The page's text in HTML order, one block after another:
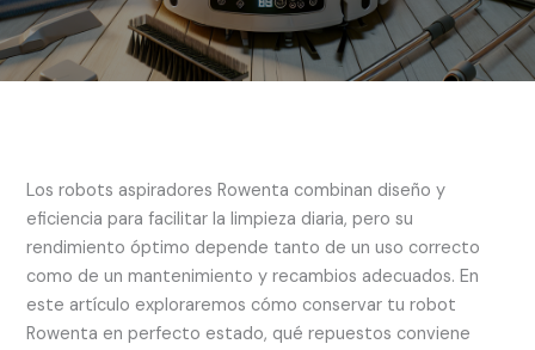
Los robots aspiradores Rowenta combinan diseño y
eficiencia para facilitar la limpieza diaria, pero su
rendimiento óptimo depende tanto de un uso correcto
como de un mantenimiento y recambios adecuados. En
este artículo exploraremos cómo conservar tu robot
Rowenta en perfecto estado, qué repuestos conviene